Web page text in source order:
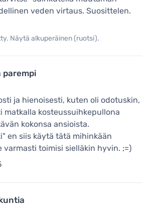
veden virtaus. Suosittelen.
Näytä alkuperäinen (ruotsi).
parempi
ja hienoisesti, kuten oli odotuskin,
matkalla kosteussuihkepullona
kokonsa ansioista.
en siis käytä tätä mihinkään
varmasti toimisi sielläkin hyvin. ;=)